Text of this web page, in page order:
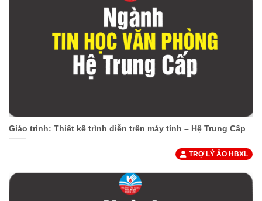
Giáo trình: Thiết kế trình diễn trên máy tính – Hệ Trung Cấp
TRỢ LÝ ẢO HBXL